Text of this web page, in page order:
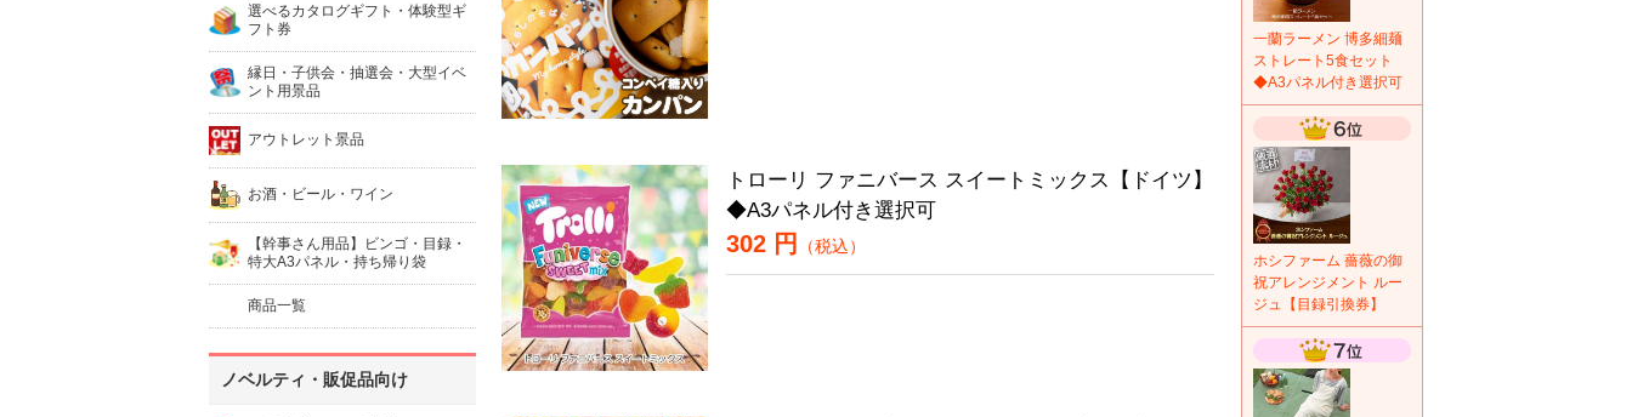
選べるカタログギフト・体験型ギ
フト券
縁日・子供会・抽選会・大型イベ
ント用景品
アウトレット景品
お酒・ビール・ワイン
【幹事さん用品】ビンゴ・目録・
特大A3パネル・持ち帰り袋
商品一覧
ノベルティ・販促品向け
トローリ ファニバース スイートミックス【ドイツ】
◆A3パネル付き選択可
302 円 （税込）
一蘭ラーメン 博多細麺
ストレート5食セット
◆A3パネル付き選択可
ホシファーム 薔薇の御
祝アレンジメント ルー
ジュ【目録引換券】